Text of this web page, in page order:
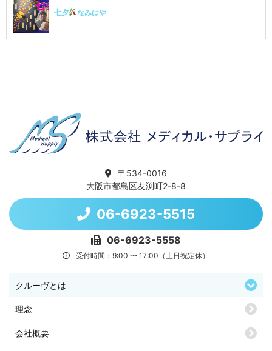
七夕 なみはや
〒534-0016
大阪市都島区友渕町2-8-8
06-6923-5515
06-6923-5558
受付時間：9:00 〜 17:00（土日祝定休）
クルーヴとは
理念
会社概要